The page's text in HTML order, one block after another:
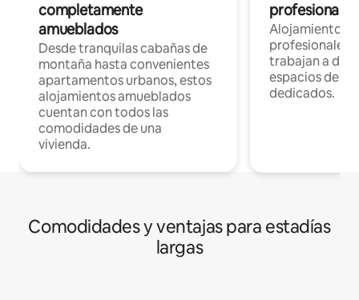
completamente
amueblados
Desde tranquilas cabañas de
montaña hasta convenientes
apartamentos urbanos, estos
alojamientos amueblados
cuentan con todos las
comodidades de una
vivienda.
Alojamientos
profesionales
trabajan a
espacios de
dedicados.
Comodidades y ventajas para estadías
largas